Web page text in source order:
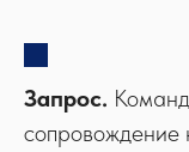
Запрос.
сопровождение